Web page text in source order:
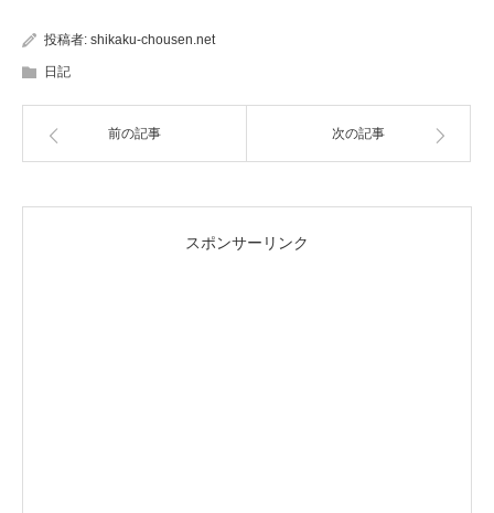
投稿者: shikaku-chousen.net
日記
前の記事 次の記事
スポンサーリンク